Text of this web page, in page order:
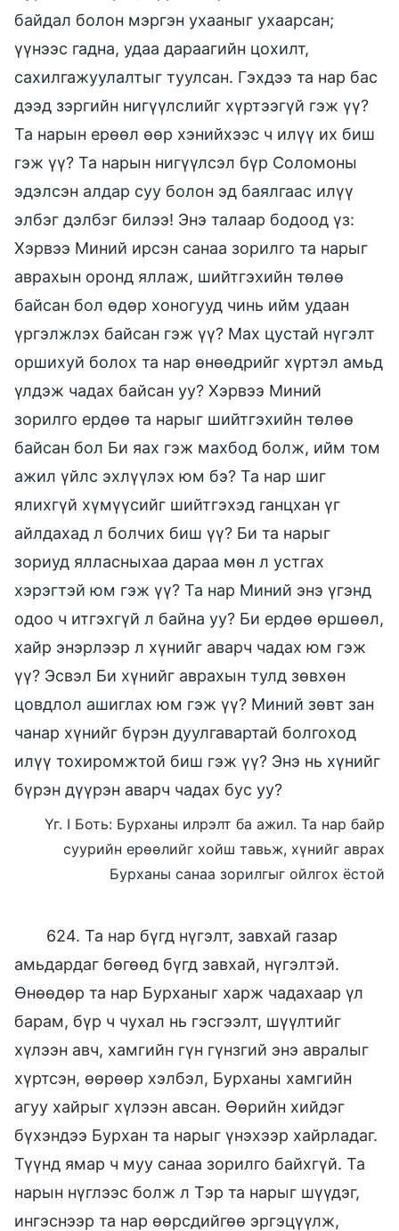
байдал болон мэргэн ухааныг ухаарсан;
үүнээс гадна, удаа дараагийн цохилт,
сахилгажуулалтыг туулсан. Гэхдээ та нар бас
дээд зэргийн нигүүлслийг хүртээгүй гэж үү?
Та нарын ерөөл өөр хэнийхээс ч илүү их биш
гэж үү? Та нарын нигүүлсэл бүр Соломоны
эдэлсэн алдар суу болон эд баялгаас илүү
элбэг дэлбэг билээ! Энэ талаар бодоод үз:
Хэрвээ Миний ирсэн санаа зорилго та нарыг
аврахын оронд яллаж, шийтгэхийн төлөө
байсан бол өдөр хоногууд чинь ийм удаан
үргэлжлэх байсан гэж үү? Мах цустай нүгэлт
оршихуй болох та нар өнөөдрийг хүртэл амьд
үлдэж чадах байсан уу? Хэрвээ Миний
зорилго ердөө та нарыг шийтгэхийн төлөө
байсан бол Би яах гэж махбод болж, ийм том
ажил үйлс эхлүүлэх юм бэ? Та нар шиг
ялихгүй хүмүүсийг шийтгэхэд ганцхан үг
айлдахад л болчих биш үү? Би та нарыг
зориуд ялласныхаа дараа мөн л устгах
хэрэгтэй юм гэж үү? Та нар Миний энэ үгэнд
одоо ч итгэхгүй л байна уу? Би ердөө өршөөл,
хайр энэрлээр л хүнийг аварч чадах юм гэж
үү? Эсвэл Би хүнийг аврахын тулд зөвхөн
цовдлол ашиглах юм гэж үү? Миний зөвт зан
чанар хүнийг бүрэн дуулгавартай болгоход
илүү тохиромжтой биш гэж үү? Энэ нь хүнийг
бүрэн дүүрэн аварч чадах бус уу?
Үг. I Боть: Бурханы илрэлт ба ажил. Та нар байр
суурийн ерөөлийг хойш тавьж, хүнийг аврах
Бурханы санаа зорилгыг ойлгох ёстой
624. Та нар бүгд нүгэлт, завхай газар
амьдардаг бөгөөд бүгд завхай, нүгэлтэй.
Өнөөдөр та нар Бурханыг харж чадахаар үл
барам, бүр ч чухал нь гэсгээлт, шүүлтийг
хүлээн авч, хамгийн гүн гүнзгий энэ авралыг
хүртсэн, өөрөөр хэлбэл, Бурханы хамгийн
агуу хайрыг хүлээн авсан. Өөрийн хийдэг
бүхэндээ Бурхан та нарыг үнэхээр хайрладаг.
Түүнд ямар ч муу санаа зорилго байхгүй. Та
нарын нүглээс болж л Тэр та нарыг шүүдэг,
ингэснээр та нар өөрсдийгөө эргэцүүлж,